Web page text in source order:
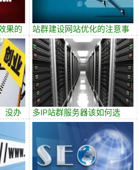
果的
站群建设网站优化的注意事
项
没办
多IP站群服务器该如何选
择，站群服务器价格！